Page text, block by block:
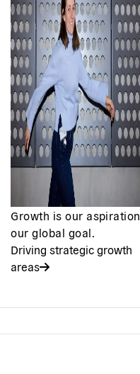
Growth is our aspiration,
our global goal.
Driving strategic growth
areas